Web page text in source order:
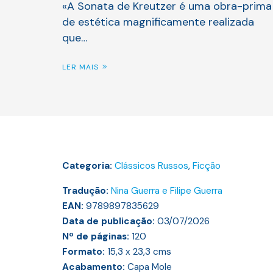
«A Sonata de Kreutzer é uma obra-prima
de estética magnificamente realizada
que…
LER MAIS
Categoria: Clássicos Russos, Ficção
Tradução: Nina Guerra e Filipe Guerra
EAN: 9789897835629
Data de publicação: 03/07/2026
Nº de páginas: 120
Formato: 15,3 x 23,3 cms
Acabamento: Capa Mole